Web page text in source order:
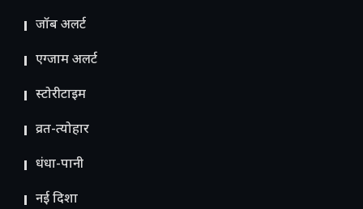
जॉब अलर्ट
एग्जाम अलर्ट
स्टोरीटाइम
व्रत-त्योहार
धंधा-पानी
नई दिशा